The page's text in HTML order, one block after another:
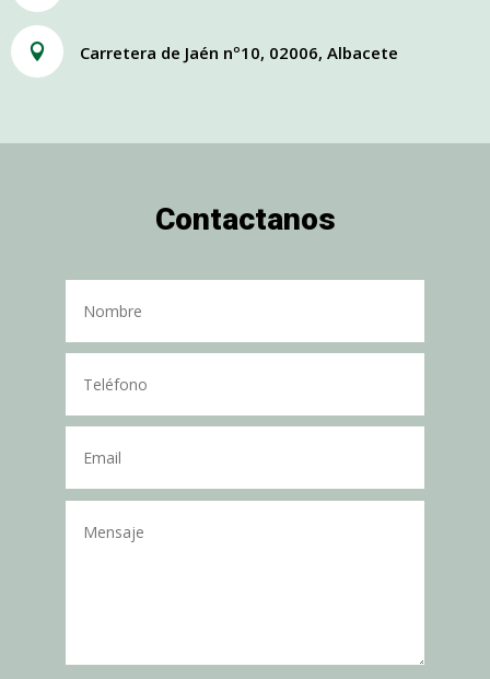
 Carretera de Jaén nº10, 02006, Albacete
Contactanos